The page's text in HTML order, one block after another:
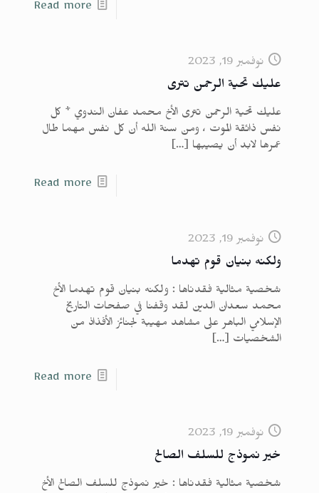
Read more
نوفمبر 19, 2023
عليك تحية الرحمن تترى
عليك تحية الرحمن تترى الأخ محمد عفان الندوي * كل
نفس ذائقة الموت ، ومن سنة الله أن كل نفس مهما طال
عمرها لابد أن يصيبها […]
Read more
نوفمبر 19, 2023
ولكنه بنيان قوم تهدما
شخصية مثالية فقدناها : ولكنه بنيان قوم تهدما الأخ
محمد سعدان الدين لقد وقفنا في صفحات التاريخ
الإسلامي الباهر على مشاهد مهيبة لجنائز الأفذاذ من
الشخصيات […]
Read more
نوفمبر 19, 2023
خير نموذج للسلف الصالح
شخصية مثالية فقدناها : خير نموذج للسلف الصالح الأخ